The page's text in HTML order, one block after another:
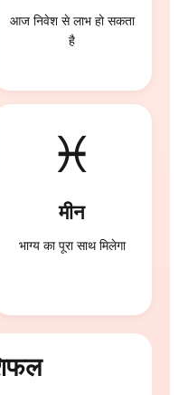
आज निवेश से लाभ हो सकता
है
♓
मीन
भाग्य का पूरा साथ मिलेगा